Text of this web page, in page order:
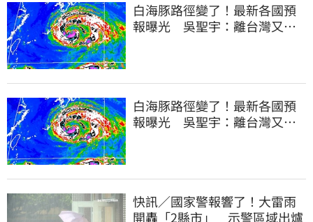
白海豚路徑變了！最新各國預
報曝光 吳聖宇：離台灣又更
白海豚路徑變了！最新各國預
報曝光 吳聖宇：離台灣又更
快訊／國家警報響了！大雷雨
開轟「2縣市」 示警區域出爐